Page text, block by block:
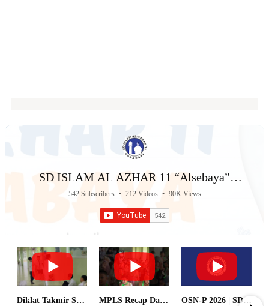
SD ISLAM AL AZHAR 11 “Alsebaya”
Surabaya
542 Subscribers • 212 Videos • 90K Views
Diklat Takmir SDI Al Azhar 11 Surabaya MPLS Recap Day 1 - SDI Al Azhar 11 Surabaya OSN-P 2026 | SD - 20533043 - SD ISLAM AL AZHAR 11 SURABAYA | IPA